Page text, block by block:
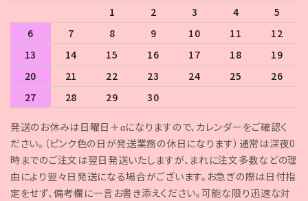
1
2 3 4
5
6
7 8 9 10 11
12
13
14 15 16 17 18
19
20
21 22 23 24 25
26
27
28 29 30
発送のお休みは日曜日＋αになりますので、カレンダーをご確認く
ださい。（ピンク色の日が発送業務の休日になります）通常は深夜0
時までのご注文は翌日発送いたしますが、まれに注文多数などの理
由により翌々日発送になる場合がございます。お急ぎの際は日付指
定をせず、備考欄に一言お書き添えください。可能な限り迅速な対